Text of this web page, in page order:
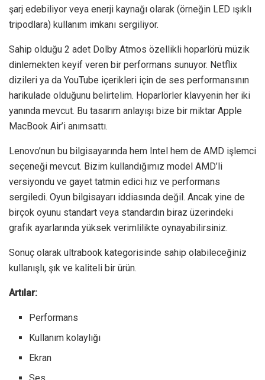
şarj edebiliyor veya enerji kaynağı olarak (örneğin LED ışıklı
tripodlara) kullanım imkanı sergiliyor.
Sahip olduğu 2 adet Dolby Atmos özellikli hoparlörü müzik
dinlemekten keyif veren bir performans sunuyor. Netflix
dizileri ya da YouTube içerikleri için de ses performansının
harikulade olduğunu belirtelim. Hoparlörler klavyenin her iki
yanında mevcut. Bu tasarım anlayışı bize bir miktar Apple
MacBook Air’i anımsattı.
Lenovo’nun bu bilgisayarında hem Intel hem de AMD işlemci
seçeneği mevcut. Bizim kullandığımız model AMD’li
versiyondu ve gayet tatmin edici hız ve performans
sergiledi. Oyun bilgisayarı iddiasında değil. Ancak yine de
birçok oyunu standart veya standardın biraz üzerindeki
grafik ayarlarında yüksek verimlilikte oynayabilirsiniz.
Sonuç olarak ultrabook kategorisinde sahip olabileceğiniz
kullanışlı, şık ve kaliteli bir ürün.
Artılar:
Performans
Kullanım kolaylığı
Ekran